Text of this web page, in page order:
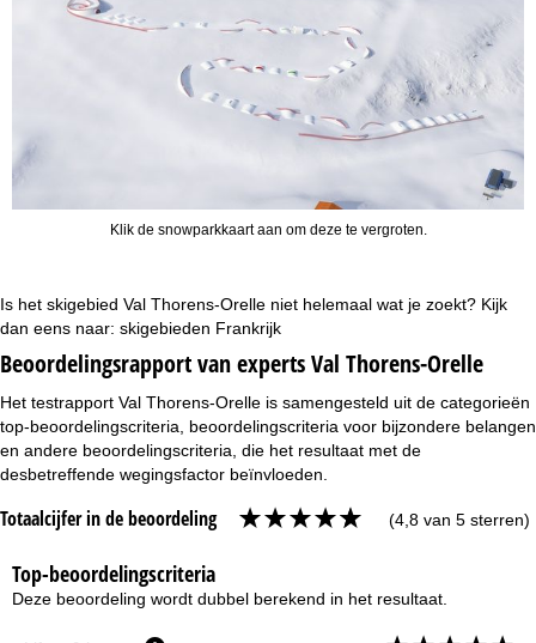
Klik de snowparkkaart aan om deze te vergroten.
Is het skigebied Val Thorens-Orelle niet helemaal wat je zoekt? Kijk
dan eens naar: skigebieden Frankrijk
Beoordelingsrapport van experts Val Thorens-Orelle
Het testrapport Val Thorens-Orelle is samengesteld uit de categorieën
top-beoordelingscriteria, beoordelingscriteria voor bijzondere belangen
en andere beoordelingscriteria, die het resultaat met de
desbetreffende wegingsfactor beïnvloeden.
Totaalcijfer in de beoordeling (4,8 van 5 sterren)
Top-beoordelingscriteria
Deze beoordeling wordt dubbel berekend in het resultaat.